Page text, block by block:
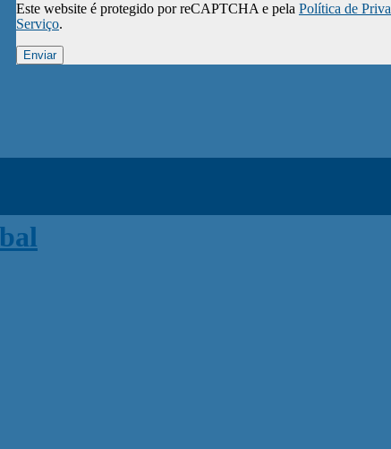
Este website é protegido por reCAPTCHA e pela Política de
Serviço.